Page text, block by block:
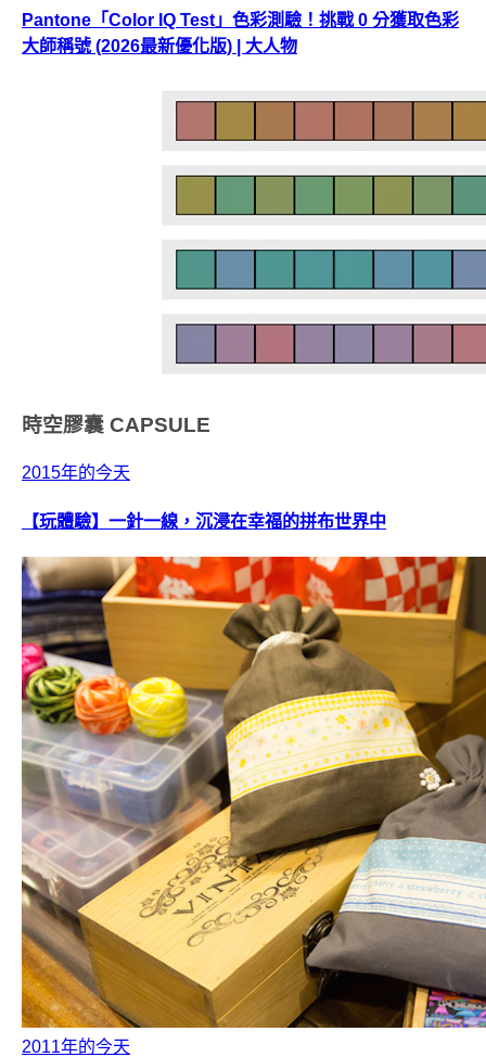
Pantone「Color IQ Test」色彩測驗！挑戰 0 分獲取色彩
大師稱號 (2026最新優化版) | 大人物
時空膠囊 CAPSULE
2015年的今天
【玩體驗】一針一線，沉浸在幸福的拼布世界中
2011年的今天